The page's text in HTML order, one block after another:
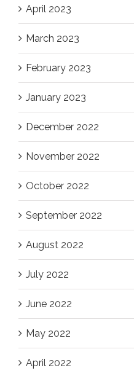
April 2023
March 2023
February 2023
January 2023
December 2022
November 2022
October 2022
September 2022
August 2022
July 2022
June 2022
May 2022
April 2022